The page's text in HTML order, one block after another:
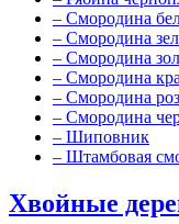
– Смородина
– Смородина
– Смородина
– Смородина
– Смородина
– Смородина
– Шиповник
– Штамбовая
Хвойные